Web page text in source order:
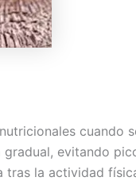
cuando
evitando
la actividad